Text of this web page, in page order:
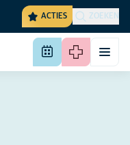
ACTIES ZOEKEN